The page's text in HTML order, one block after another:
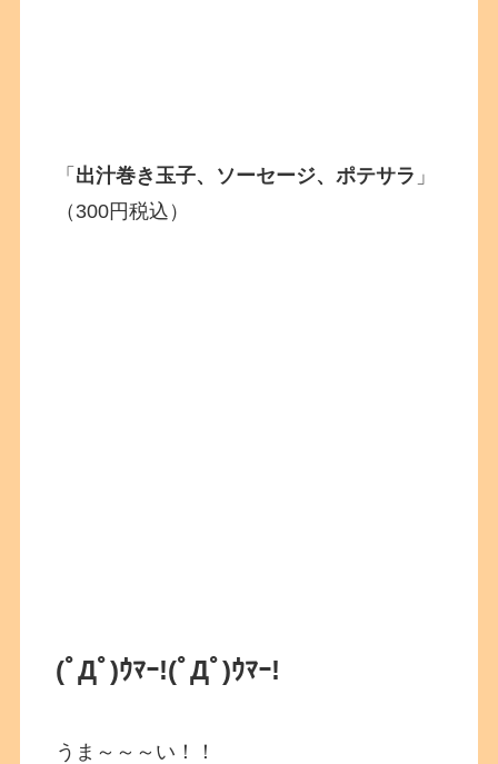
「 出汁巻き玉子、ソーセージ、ポテサラ 」
（300円税込）
(ﾟДﾟ)ｳﾏｰ!(ﾟДﾟ)ｳﾏｰ!
うま～～～い！！